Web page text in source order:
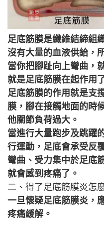
足底筋膜是纖維結締組
沒有大量的血液供給，
當你把腳趾向上彎曲，
就是足底筋膜在起作用
足底筋膜的作用就是支
膜，腳在接觸地面的時
他關節負荷過大。
當進行大量跑步及跳躍
行運動，足底會承受反
彎曲、受力集中於足底
就會感到疼痛了。
二、得了足底筋膜炎怎
一旦懷疑足底筋膜炎，
疼痛緩解。